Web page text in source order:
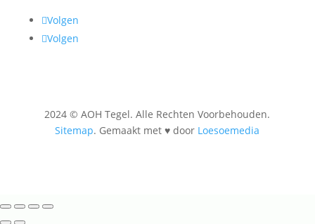
Volgen
Volgen
2024 © AOH Tegel. Alle Rechten Voorbehouden.
Sitemap. Gemaakt met ♥ door Loesoemedia